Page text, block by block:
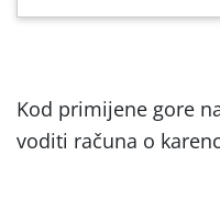
Kod primijene gore
voditi računa o